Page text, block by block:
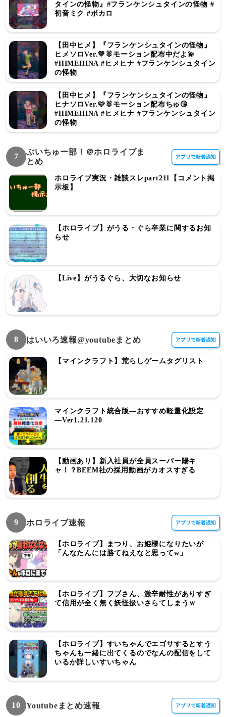
タインの怪物』#フランケンシュタインの怪物 #
初音ミク #ボカロ
【田中ヒメ】『フランケンシュタインの怪物』
ヒメソロVer.💚🐰モーション配布中だよ💫
#HIMEHINA #ヒメヒナ #フランケンシュタイン
の怪物
【田中ヒメ】『フランケンシュタインの怪物』
ヒナソロVer.🩷🐰モーション配布ちゅ😘
#HIMEHINA #ヒメヒナ #フランケンシュタイン
の怪物
7
ぶいちゅー部！＠ホロライブま
とめ
ホロライブ実況・雑談スレpart211【コメント掲
示板】
【ホロライブ】がうる・ぐら卒業に関するお知
らせ
【Live】がうるぐら、大切なお知らせ
8 はいいろ速報@youtubeまとめ
【マインクラフト】荒らしゲームタグリスト
マインクラフト統合版―おすすめ軽量化設定
―Ver1.21.120
【動画あり】新入社員が全員スーパー陽キ
ャ！？BEEM社の採用動画がカオスすぎる
9 ホロライブ速報
【ホロライブ】まつり、お姫様になりたいが
「んなたんには勝てねえなと思ってw」
【ホロライブ】フブさん、激辛耐性がありすぎ
て信用が全く無く妖怪扱いさらてしまうｗ
【ホロライブ】すいちゃんでエゴサするとすう
ちゃんも一緒に出てくるのでなんの配信をして
いるか詳しいすいちゃん
10 Youtubeまとめ速報